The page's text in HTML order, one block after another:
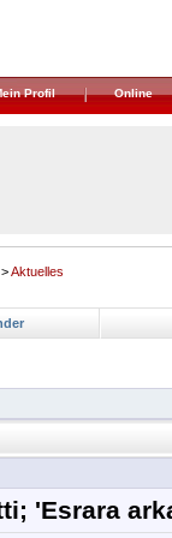
Profil Online
>Aktuelles
'Esrara